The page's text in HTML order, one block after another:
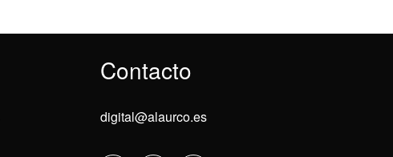
Contacto
digital@alaurco.es